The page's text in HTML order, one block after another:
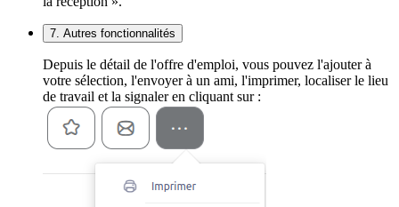
7. Autres fonctionnalités
Depuis le détail de l'offre d'emploi, vous pouvez l'ajouter à
votre sélection, l'envoyer à un ami, l'imprimer, localiser le lieu
de travail et la signaler en cliquant sur :